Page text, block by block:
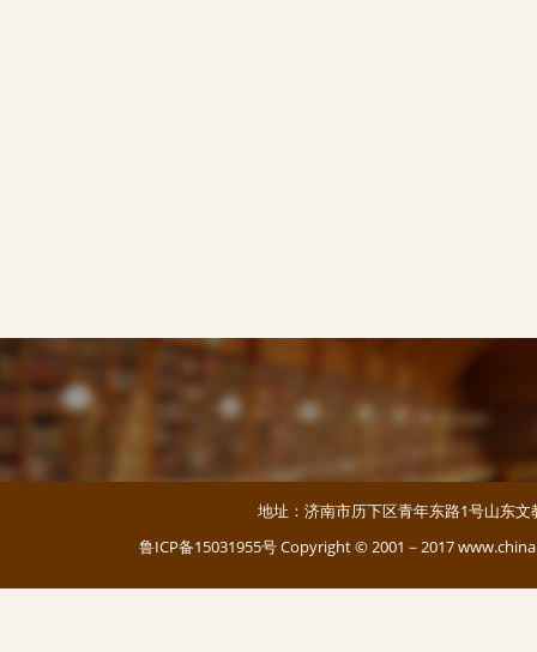
地址：济南市历下区青年东路1号山东
鲁ICP备15031955号Copyright © 2001－2017